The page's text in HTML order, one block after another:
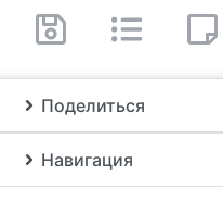
Поделиться
Навигация